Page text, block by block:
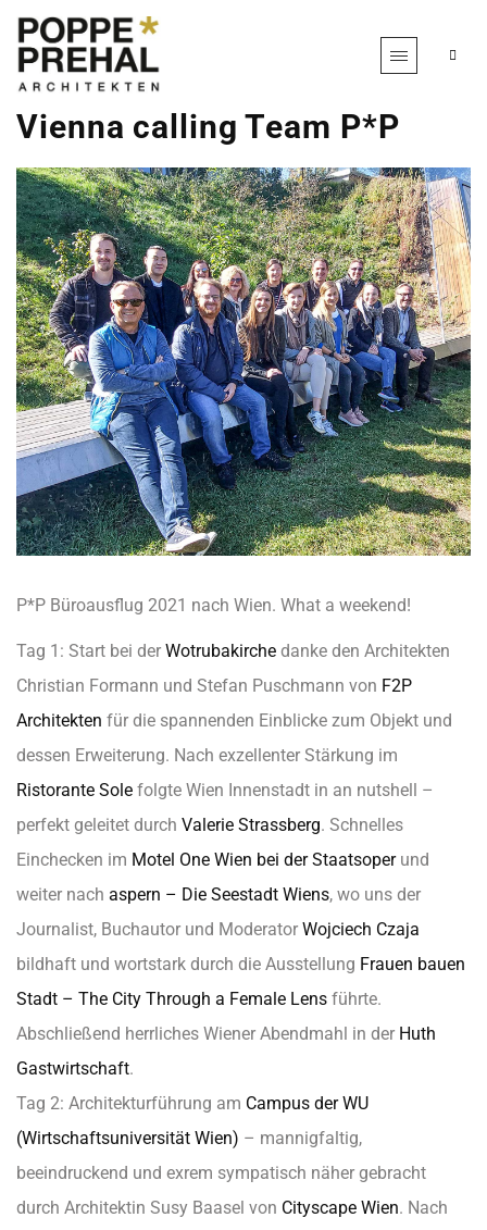
Vienna calling Team P*P
P*P Büroausflug 2021 nach Wien. What a weekend!
Tag 1: Start bei der Wotrubakirche danke den Architekten
Christian Formann und Stefan Puschmann von F2P
Architekten für die spannenden Einblicke zum Objekt und
dessen Erweiterung. Nach exzellenter Stärkung im
Ristorante Sole folgte Wien Innenstadt in an nutshell –
perfekt geleitet durch Valerie Strassberg. Schnelles
Einchecken im Motel One Wien bei der Staatsoperund
weiter nach aspern – Die Seestadt Wiens, wo uns der
Journalist, Buchautor und Moderator Wojciech Czaja
bildhaft und wortstark durch die Ausstellung Frauen bauen
Stadt – The City Through a Female Lens führte.
Abschließend herrliches Wiener Abendmahl in der Huth
Gastwirtschaft.
Tag 2: Architekturführung am Campus derWU
(Wirtschaftsuniversität Wien) – mannigfaltig,
beeindruckend und exrem sympatisch näher gebracht
durch Architektin Susy Baasel von Cityscape Wien. Nach